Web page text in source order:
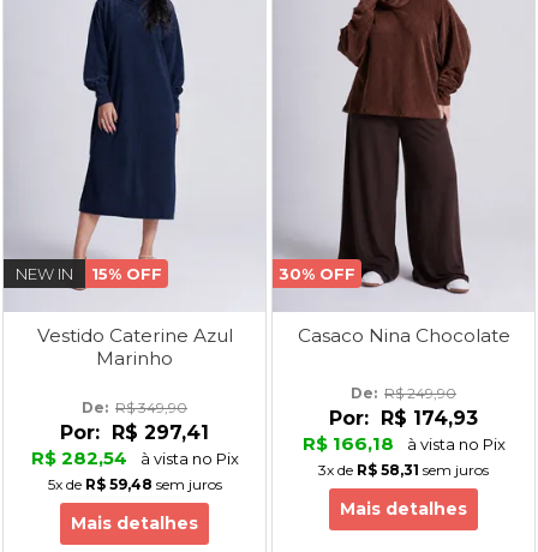
NEW IN 15% OFF
Vestido Caterine Azul
Marinho
De: R$ 349,90
Por: R$ 297,41
R$ 282,54
à vista no Pix
5xde R$ 59,48 sem juros
Mais detalhes
30% OFF
Casaco Nina Chocolate
De: R$ 249,90
Por: R$ 174,93
R$ 166,18
à vista no Pix
3x de R$ 58,31 sem juros
Mais detalhes